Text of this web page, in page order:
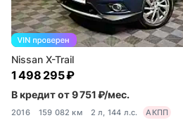
Nissan X-Trail
1 498 295 ₽
В кредит от 9 751 ₽/мес.
2016 159 082 км 2 л, 144 л.с. АКПП